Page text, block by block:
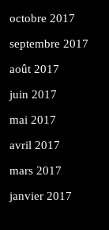
octobre 2017
septembre 2017
août 2017
juin 2017
mai 2017
avril 2017
mars 2017
janvier 2017